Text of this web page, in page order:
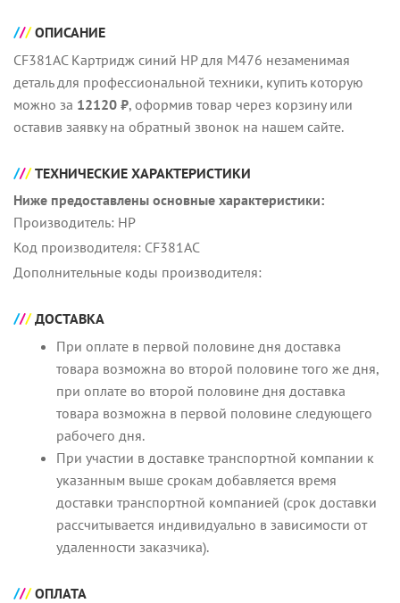
ОПИСАНИЕ
CF381AC Картридж синий HP для M476 незаменимая
деталь для профессиональной техники, купить которую
можно за 12120 ₽, оформив товар через корзину или
оставив заявку на обратный звонок на нашем сайте.
ТЕХНИЧЕСКИЕ ХАРАКТЕРИСТИКИ
Ниже предоставлены основные характеристики:
Производитель: HP
Код производителя: CF381AC
Дополнительные коды производителя:
ДОСТАВКА
При оплате в первой половине дня доставка
товара возможна во второй половине того же дня,
при оплате во второй половине дня доставка
товара возможна в первой половине следующего
рабочего дня.
При участии в доставке транспортной компании к
указанным выше срокам добавляется время
доставки транспортной компанией (срок доставки
рассчитывается индивидуально в зависимости от
удаленности заказчика).
ОПЛАТА